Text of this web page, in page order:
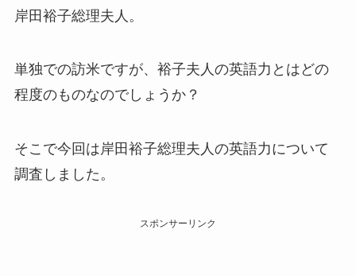
岸田裕子総理夫人。
単独での訪米ですが、裕子夫人の英語力とはどの
程度のものなのでしょうか？
そこで今回は岸田裕子総理夫人の英語力について
調査しました。
スポンサーリンク